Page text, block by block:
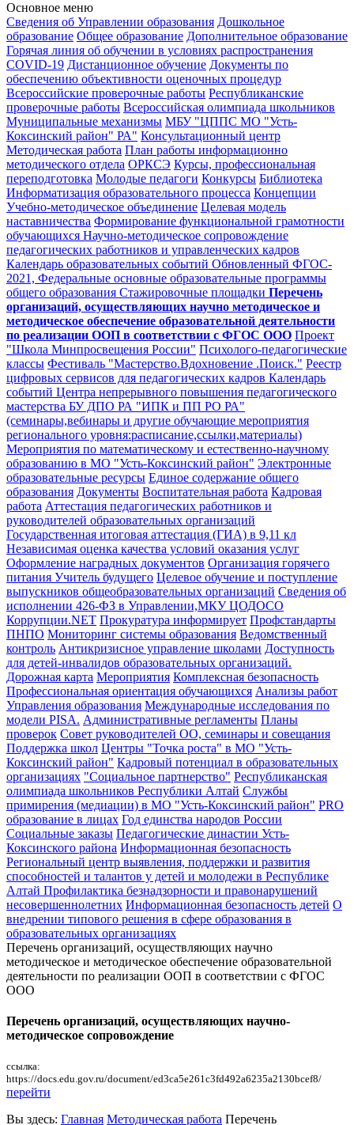
Основное меню
Сведения об Управлении образования Дошкольное
образование Общее образование Дополнительное образование
Горячая линия об обучении в условиях распространения
COVID-19 Дистанционное обучение Документы по
обеспечению объективности оценочных процедур
Всероссийские проверочные работы Республиканские
проверочные работы Всероссийская олимпиада школьников
Муниципальные механизмы МБУ "ЦППС МО "Усть-
Коксинский район" РА" Консультационный центр
Методическая работа План работы информационно
методического отдела ОРКСЭ Курсы, профессиональная
переподготовка Молодые педагоги Конкурсы Библиотека
Информатизация образовательного процесса Концепции
Учебно-методическое объединение Целевая модель
наставничества Формирование функциональной грамотности
обучающихся Научно-методическое сопровождение
педагогических работников и управленческих кадров
Календарь образовательных событий Обновленный ФГОС-
2021, Федеральные основные образовательные программы
общего образования Стажировочные площадки Перечень
организаций, осуществляющих научно методическое и
методическое обеспечение образовательной деятельности
по реализации ООП в соответствии с ФГОС ООО Проект
"Школа Минпросвещения России" Психолого-педагогические
классы Фестиваль "Мастерство.Вдохновение .Поиск." Реестр
цифровых сервисов для педагогических кадров Календарь
событий Центра непрерывного повышения педагогического
мастерства БУ ДПО РА "ИПК и ПП РО РА"
(семинары,вебинары и другие обучающие мероприятия
регионального уровня:расписание,ссылки,материалы)
Мероприятия по математическому и естественно-научному
образованию в МО "Усть-Коксинский район" Электронные
образовательные ресурсы Единое содержание общего
образования Документы Воспитательная работа Кадровая
работа Аттестация педагогических работников и
руководителей образовательных организаций
Государственная итоговая аттестация (ГИА) в 9,11 кл
Независимая оценка качества условий оказания услуг
Оформление наградных документов Организация горячего
питания Учитель будущего Целевое обучение и поступление
выпускников общеобразовательных организаций Сведения об
исполнении 426-ФЗ в Управлении,МКУ ЦОДОСО
Коррупции.NET Прокуратура информирует Профстандарты
ПНПО Мониторинг системы образования Ведомственный
контроль Антикризисное управление школами Доступность
для детей-инвалидов образовательных организаций.
Дорожная карта Мероприятия Комплексная безопасность
Профессиональная ориентация обучающихся Анализы работ
Управления образования Международные исследования по
модели PISA. Административные регламенты Планы
проверок Совет руководителей ОО, семинары и совещания
Поддержка школ Центры "Точка роста" в МО "Усть-
Коксинский район" Кадровый потенциал в образовательных
организациях "Социальное партнерство" Республиканская
олимпиада школьников Республики Алтай Службы
примирения (медиации) в МО "Усть-Коксинский район" PRO
образование в лицах Год единства народов России
Социальные заказы Педагогические династии Усть-
Коксинского района Информационная безопасность
Региональный центр выявления, поддержки и развития
способностей и талантов у детей и молодежи в Республике
Алтай Профилактика безнадзорности и правонарушений
несовершеннолетних Информационная безопасность детей О
внедрении типового решения в сфере образования в
образовательных организациях
Перечень организаций, осуществляющих научно
методическое и методическое обеспечение образовательной
деятельности по реализации ООП в соответствии с ФГОС
ООО
Перечень организаций, осуществляющих научно-
методическое сопровождение
ссылка:
https://docs.edu.gov.ru/document/ed3ca5e261c3fd492a6235a2130bcef8/
перейти
Вы здесь: Главная Методическая работа Перечень